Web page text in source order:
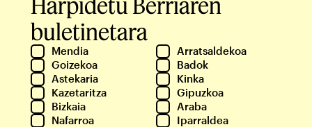
buletinetara
Mendia
Arratsaldekoa
Goizekoa
Badok
Astekaria
Kinka
Kazetaritza
Gipuzkoa
Bizkaia
Araba
Nafarroa
Iparraldea